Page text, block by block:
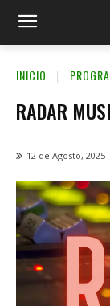
INICIO
RADAR
12 de Agosto, 2025